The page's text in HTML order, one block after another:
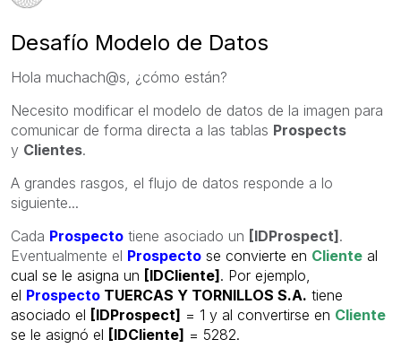
Desafío Modelo de Datos
Hola muchach@s, ¿cómo están?
Necesito modificar el modelo de datos de la imagen para
comunicar de forma directa a las tablas Prospects
y Clientes.
A grandes rasgos, el flujo de datos responde a lo
siguiente...
Cada Prospecto tiene asociado un [IDProspect].
Eventualmente el Prospecto se convierte en Cliente al
cual se le asigna un [IDCliente]. Por ejemplo,
el Prospecto TUERCAS Y TORNILLOS S.A. tiene
asociado el [IDProspect] = 1 y al convertirse en Cliente
se le asignó el [IDCliente] = 5282.